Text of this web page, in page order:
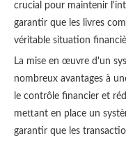
crucial pour maintenir
garantir que les livres
véritable situation
La mise en œuvre d'un
nombreux avantages à
le contrôle financier et
mettant en place un
garantir que les